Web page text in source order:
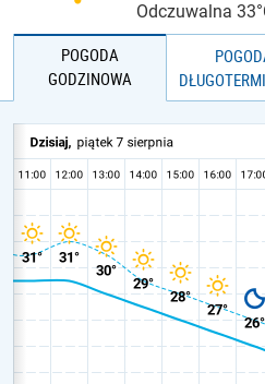
Odczuwalna
POGODA
GODZINOWA